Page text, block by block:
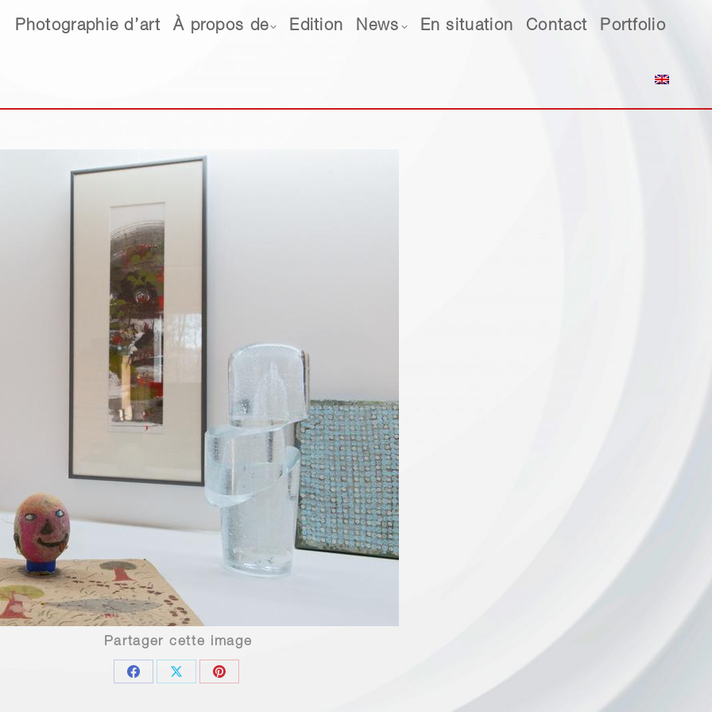
Photographie d’art À propos de Edition News En situation Contact Portfolio
Partager cette image
Share Share Share
d’art À propos de Edition News En situation Contact Portfolio